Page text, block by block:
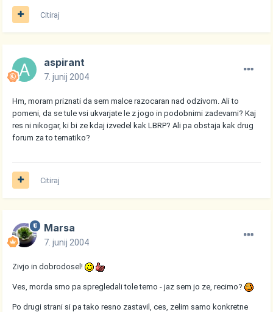
Citiraj
aspirant
7. junij 2004
Hm, moram priznati da sem malce razocaran nad odzivom. Ali to
pomeni, da se tule vsi ukvarjate le z jogo in podobnimi zadevami? Kaj
res ni nikogar, ki bi ze kdaj izvedel kak LBRP? Ali pa obstaja kak drug
forum za to tematiko?
Citiraj
Marsa
7. junij 2004
Zivjo in dobrodosel!
Ves, morda smo pa spregledali tole temo - jaz sem jo ze, recimo?
Po drugi strani si pa tako resno zastavil, ces, zelim samo konkretne